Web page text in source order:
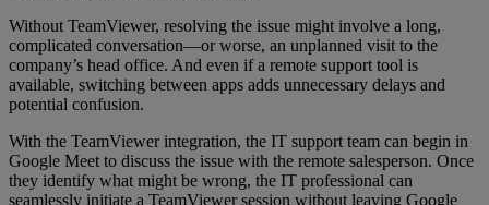
Without TeamViewer, resolving the issue might involve a long,
complicated conversation—or worse, an unplanned visit to the
company’s head office. And even if a remote support tool is
available, switching between apps adds unnecessary delays and
potential confusion.
With the TeamViewer integration, the IT support team can begin in
Google Meet to discuss the issue with the remote salesperson. Once
they identify what might be wrong, the IT professional can
seamlessly initiate a TeamViewer session without leaving Google